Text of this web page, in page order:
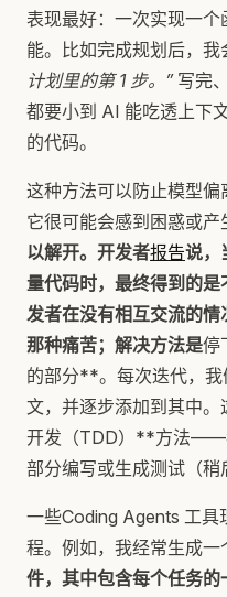
表现最好：一次实现一
能。比如完成规划后，我
计划里的第 1 步。”写完
都要小到 AI 能吃透上下
的代码。
这种方法可以防止模型偏
它很可能会感到困惑或
以解开。开发者报告说，
量代码时，最终得到的
发者在没有相互交流的
那种痛苦；解决方法是停
的部分**。每次迭代，
文，并逐步添加到其中
开发（TDD）**方法——
部分编写或生成测试（稍
一些Coding Agents 工具
程。例如，我经常生成
件，其中包含每个任务